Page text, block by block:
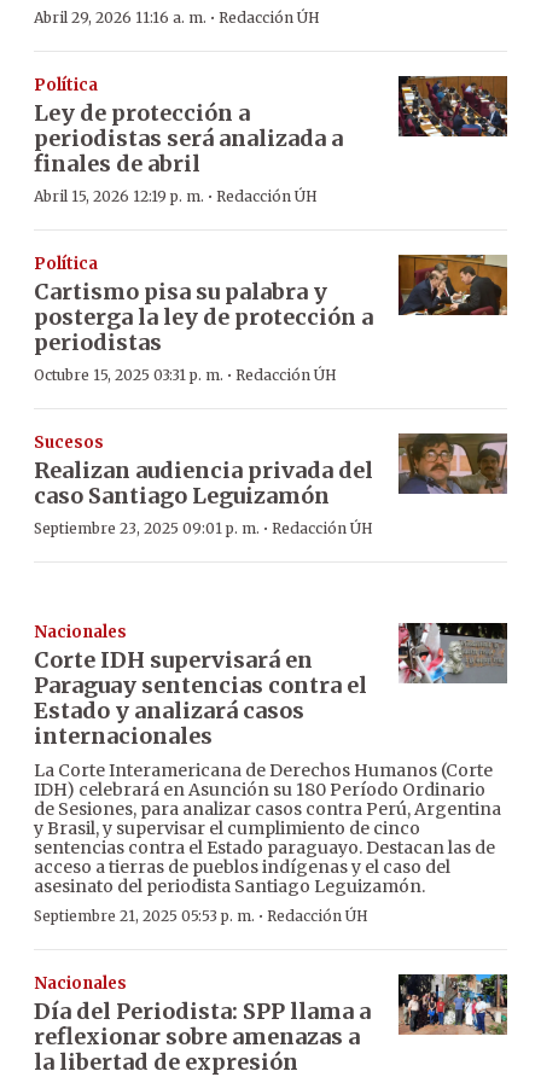
Abril 29, 2026 11:16 a. m. · Redacción ÚH
Política
Ley de protección a
periodistas será analizada a
finales de abril
Abril 15, 2026 12:19 p. m. · Redacción ÚH
Política
Cartismo pisa su palabra y
posterga la ley de protección a
periodistas
Octubre 15, 2025 03:31 p. m. · Redacción ÚH
Sucesos
Realizan audiencia privada del
caso Santiago Leguizamón
Septiembre 23, 2025 09:01 p. m. · Redacción ÚH
Nacionales
Corte IDH supervisará en
Paraguay sentencias contra el
Estado y analizará casos
internacionales
La Corte Interamericana de Derechos Humanos (Corte
IDH) celebrará en Asunción su 180 Período Ordinario
de Sesiones, para analizar casos contra Perú, Argentina
y Brasil, y supervisar el cumplimiento de cinco
sentencias contra el Estado paraguayo. Destacan las de
acceso a tierras de pueblos indígenas y el caso del
asesinato del periodista Santiago Leguizamón.
Septiembre 21, 2025 05:53 p. m. · Redacción ÚH
Nacionales
Día del Periodista: SPP llama a
reflexionar sobre amenazas a
la libertad de expresión